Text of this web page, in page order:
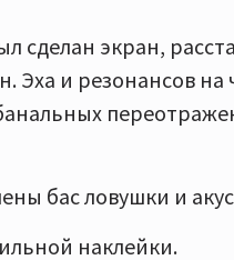
сделан экран,
Эха и резонансов на
бас ловушки и
наклейки.